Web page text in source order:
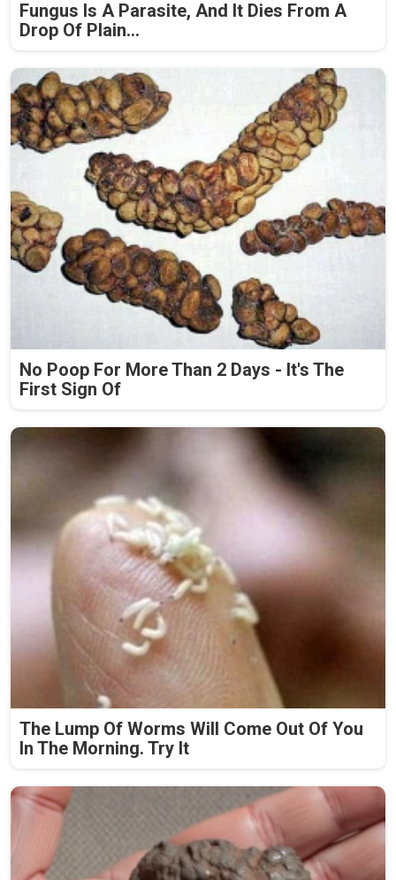
Fungus Is A Parasite, And It Dies From A
Drop Of Plain...
No Poop For More Than 2 Days - It's The
First Sign Of
The Lump Of Worms Will Come Out Of You
In The Morning. Try It